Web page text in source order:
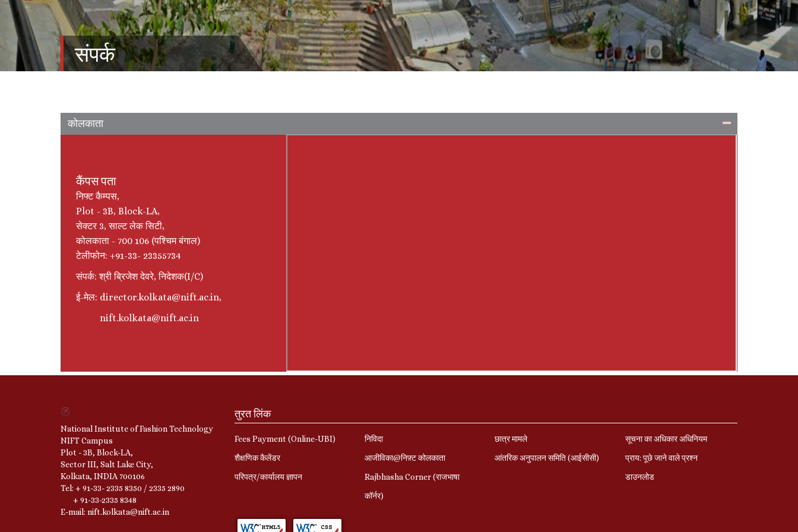
संपर्क
कोलकाता
कैंपस पता
निफ्ट कैम्‍पस,
Plot - 3B, Block-LA,
सेक्टर 3, साल्ट लेक सिटी,
कोलकाता - 700 106 (पश्चिम बंगाल)
टेलीफोन: +91-33- 23355734
संपर्क: श्री ब्रिजेश देवरे, निदेशक(I/C)
ई-मेल: director.kolkata@nift.ac.in,
nift.kolkata@nift.ac.in
National Institute of Fashion Technology
NIFT Campus
Plot - 3B, Block-LA,
Sector III, Salt Lake City,
Kolkata, INDIA 700106
Tel: + 91-33- 2335 8350 / 2335 2890
+ 91-33-2335 8348
E-mail: nift.kolkata@nift.ac.in
तुरत लिंक
Fees Payment (Online-UBI)
शैक्षणिक कैलेंडर
परिपत्र/कार्यालय ज्ञापन
निविदा
आजीविका@निफ़्ट कोलकाता
Rajbhasha Corner (राजभाषा
कॉर्नर)
छात्र मामले
आंतरिक अनुपालन समिति (आईसीसी)
सूचना का अधिकार अधिनियम
प्राय: पूछे जाने वाले प्रश्‍न
डाउनलोड